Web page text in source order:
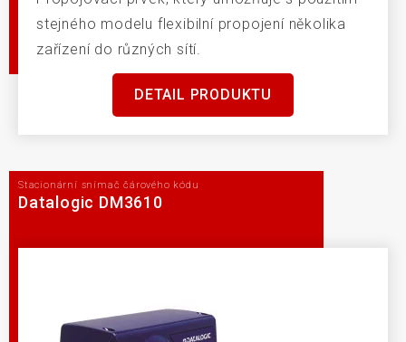
stejného modelu flexibilní propojení několika
zařízení do různých sítí.
DETAIL PRODUKTU
Stacionární snímač čárového kódu
Datalogic DM3610